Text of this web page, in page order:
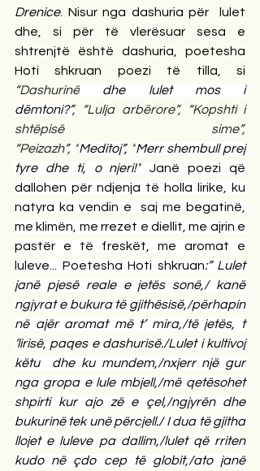
Drenice. Nisur nga dashuria për  lulet
dhe, si për të vlerësuar sesa e
shtrenjtë është dashuria, poetesha
“Dashurinë dhe lulet mos i
dëmtoni?”,
“Lulja arbërore”,
“Kopshti i
shtëpisë sime”,
“Peizazh”, “Meditoj”, “Merr shembull prej
tyre dhe ti, o njeri!” Janë poezi që
dallohen për ndjenja të holla lirike, ku
natyra ka vendin e  saj me begatinë,
me klimën, me rrezet e diellit, me ajrin e
pastër e të freskët, me aromat e
luleve... Poetesha Hoti shkruan:” Lulet
janë pjesë reale e jetës sonë,/ kanë
ngjyrat e bukura të gjithësisë,/përhapin
në ajër aromat më t’ mira,/të jetës, t
‘lirisë, paqes e dashurisë./Lulet i kultivoj
këtu  dhe ku mundem,/nxjerr një gur
nga gropa e lule mbjell,/më qetësohet
shpirti kur ajo zë e çel,/ngjyrën dhe
bukurinë tek unë përcjell./ I dua të gjitha
llojet e luleve pa dallim,/lulet që rriten
kudo në çdo cep të globit,/ato janë